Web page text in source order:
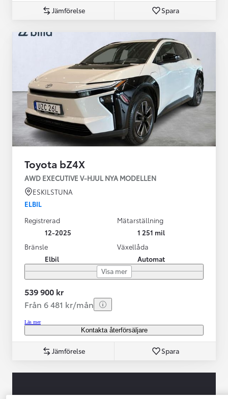
Jämförelse Spara
Toyota bZ4X
AWD EXECUTIVE V-HJUL NYA MODELLEN
ESKILSTUNA
ELBIL
Registrerad
12-2025
Mätarställning
1 251 mil
Bränsle
Elbil
Växellåda
Automat
Visa mer
539 900 kr
Från 6 481 kr/mån
Läs mer
Kontakta återförsäljare
Jämförelse Spara